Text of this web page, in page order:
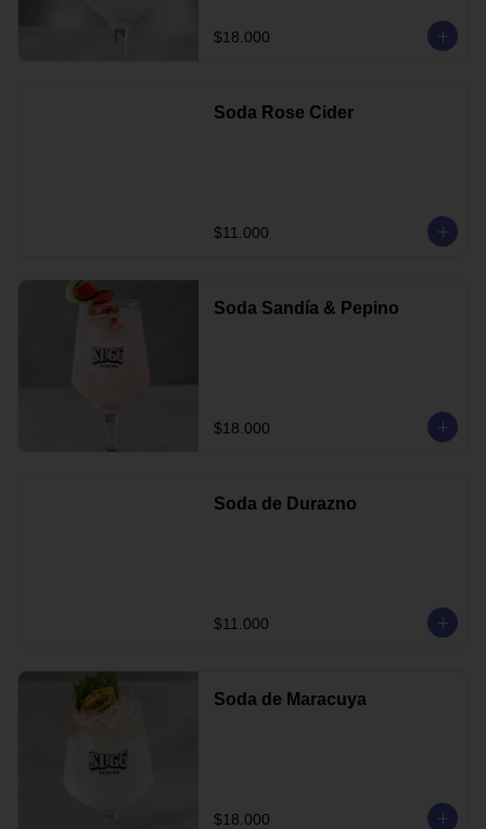
$18.000
Soda Rose Cider
$11.000
Soda Sandía & Pepino
$18.000
Soda de Durazno
$11.000
Soda de Maracuya
$18.000